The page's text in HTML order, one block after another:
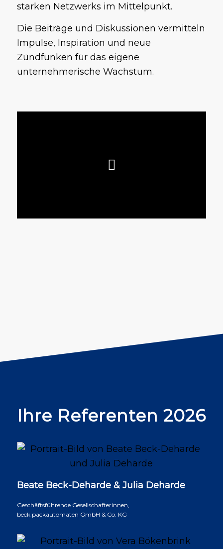
starken Netzwerks im Mittelpunkt.
Die Beiträge und Diskussionen vermitteln
Impulse, Inspiration und neue
Zündfunken für das eigene
unternehmerische Wachstum.
Ihre Referenten 2026
Beate Beck-Deharde & Julia Deharde
Geschäftsführende Gesellschafterinnen,
beck packautomaten GmbH & Co. KG